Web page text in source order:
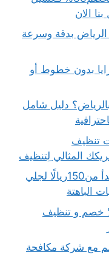
بدقة وسرعة
بدون خطوط أو
دليل شامل
تنظيف
المثالي لِتنظيف
شركة جلي بلاط بالرياض بأسعار تبدأ من150ريالًا لجلي
الباهتة
غسيل منازل بالرياض بـ45% خصم و تنظيف
نهائيًا +35%خصم مع شركة مكافحة